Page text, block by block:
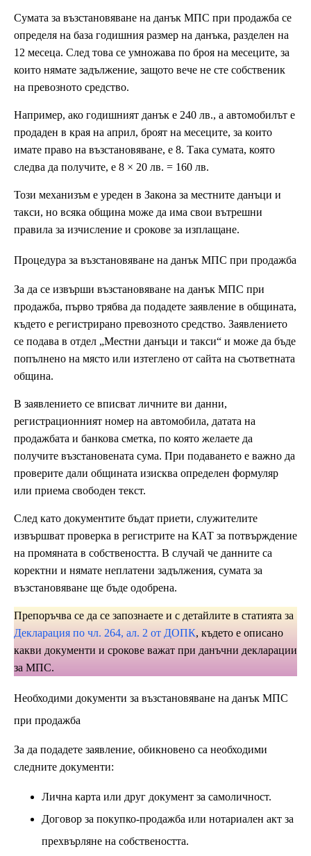
Сумата за възстановяване на данък МПС при продажба се
определя на база годишния размер на данъка, разделен на
12 месеца. След това се умножава по броя на месеците, за
които нямате задължение, защото вече не сте собственик
на превозното средство.
Например, ако годишният данък е 240 лв., а автомобилът е
продаден в края на април, броят на месеците, за които
имате право на възстановяване, е 8. Така сумата, която
следва да получите, е 8 × 20 лв. = 160 лв.
Този механизъм е уреден в Закона за местните данъци и
такси, но всяка община може да има свои вътрешни
правила за изчисление и срокове за изплащане.
Процедура за възстановяване на данък МПС при продажба
За да се извърши възстановяване на данък МПС при
продажба, първо трябва да подадете заявление в общината,
където е регистрирано превозното средство. Заявлението
се подава в отдел „Местни данъци и такси“ и може да бъде
попълнено на място или изтеглено от сайта на съответната
община.
В заявлението се вписват личните ви данни,
регистрационният номер на автомобила, датата на
продажбата и банкова сметка, по която желаете да
получите възстановената сума. При подаването е важно да
проверите дали общината изисква определен формуляр
или приема свободен текст.
След като документите бъдат приети, служителите
извършват проверка в регистрите на КАТ за потвърждение
на промяната в собствеността. В случай че данните са
коректни и нямате неплатени задължения, сумата за
възстановяване ще бъде одобрена.
Препоръчва се да се запознаете и с детайлите в статията за
Декларация по чл. 264, ал. 2 от ДОПК, където е описано
какви документи и срокове важат при данъчни декларации
за МПС.
Необходими документи за възстановяване на данък МПС
при продажба
За да подадете заявление, обикновено са необходими
следните документи:
Лична карта или друг документ за самоличност.
Договор за покупко-продажба или нотариален акт за
прехвърляне на собствеността.